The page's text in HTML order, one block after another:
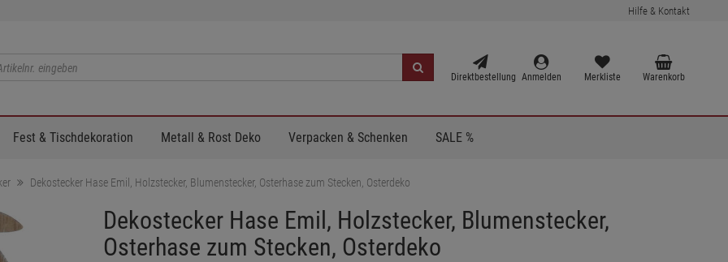
Hilfe & Kontakt
Direktbestellung Anmelden Merkliste Warenkorb
Fest & Tischdekoration Metall & Rost Deko Verpacken & Schenken SALE %
Dekostecker Hase Emil, Holzstecker, Blumenstecker, Osterhase zum Stecken, Osterdeko
Dekostecker Hase Emil, Holzstecker, Blumenstecker,
Osterhase zum Stecken, Osterdeko